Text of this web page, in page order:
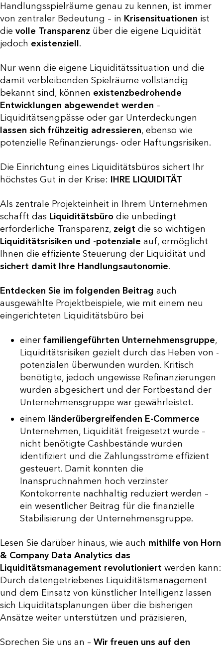
Handlungsspielräume genau zu kennen, ist immer
von zentraler Bedeutung – in Krisensituationen ist
die volle Transparenz über die eigene Liquidität
jedoch existenziell.
Nur wenn die eigene Liquiditätssituation und die
damit verbleibenden Spielräume vollständig
bekannt sind, können existenzbedrohende
Entwicklungen abgewendet werden –
Liquiditätsengpässe oder gar Unterdeckungen
lassen sich frühzeitig adressieren, ebenso wie
potenzielle Refinanzierungs- oder Haftungsrisiken.
Die Einrichtung eines Liquiditätsbüros sichert Ihr
höchstes Gut in der Krise: IHRE LIQUIDITÄT
Als zentrale Projekteinheit in Ihrem Unternehmen
schafft das Liquiditätsbüro die unbedingt
erforderliche Transparenz, zeigt die so wichtigen
Liquiditätsrisiken und -potenziale auf, ermöglicht
Ihnen die effiziente Steuerung der Liquidität und
sichert damit Ihre Handlungsautonomie.
Entdecken Sie im folgenden Beitrag auch
ausgewählte Projektbeispiele, wie mit einem neu
eingerichteten Liquiditätsbüro bei
einer familiengeführten Unternehmensgruppe,
Liquiditätsrisiken gezielt durch das Heben von -
potenzialen überwunden wurden. Kritisch
benötigte, jedoch ungewisse Refinanzierungen
wurden abgesichert und der Fortbestand der
Unternehmensgruppe war gewährleistet.
einem länderübergreifenden E-Commerce
Unternehmen, Liquidität freigesetzt wurde –
nicht benötigte Cashbestände wurden
identifiziert und die Zahlungsströme effizient
gesteuert. Damit konnten die
Inanspruchnahmen hoch verzinster
Kontokorrente nachhaltig reduziert werden –
ein wesentlicher Beitrag für die finanzielle
Stabilisierung der Unternehmensgruppe.
Lesen Sie darüber hinaus, wie auch mithilfe von Horn
& Company Data Analytics das
Liquiditätsmanagement revolutioniert werden kann:
Durch datengetriebenes Liquiditätsmanagement
und dem Einsatz von künstlicher Intelligenz lassen
sich Liquiditätsplanungen über die bisherigen
Ansätze weiter unterstützen und präzisieren,
Sprechen Sie uns an – Wir freuen uns auf den